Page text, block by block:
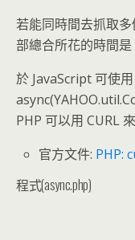
若能同時間去抓取
部總合所花的時間
於 JavaScript 可使用
PHP 可以用 CURL
官方文件: PHP:
程式(async.php)